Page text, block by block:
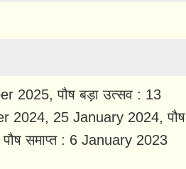
2025, पौष बड़ा उत्सव : 13
2024, 25 January 2024, पौष
समाप्त : 6 January 2023